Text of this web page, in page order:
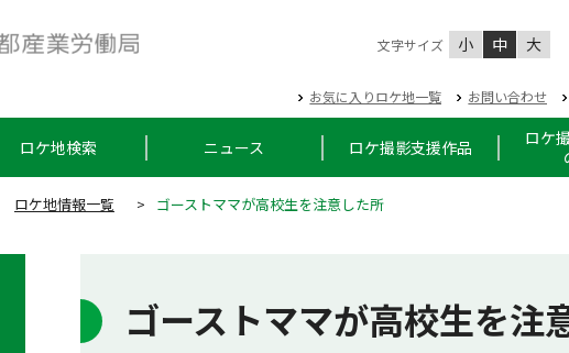
文字サイズ 小 中 大
お気に入りロケ地一覧 お問い合わせ
ロケ地検索 ニュース ロケ撮影支援作品
ロケ
ロケ地情報一覧 > ゴーストママが高校生を注意した所
ゴーストママが高校生を注